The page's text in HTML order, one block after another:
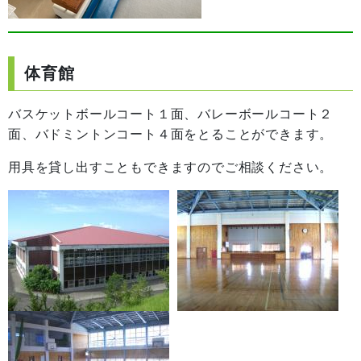
体育館
バスケットボールコート１面、バレーボールコート２
面、バドミントンコート４面をとることができます。
用具を貸し出すこともできますのでご相談ください。